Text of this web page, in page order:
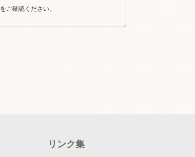
をご確認ください。
リンク集